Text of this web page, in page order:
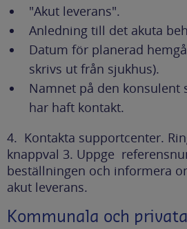
"Akut leverans".
Anledning till det akuta
Datum för planerad
skrivs ut från sjukhus).
Namnet på den konsulent
har haft kontakt.
4. Kontakta supportcenter.
knappval 3. Uppge
beställningen och informera
akut leverans.
Kommunala och